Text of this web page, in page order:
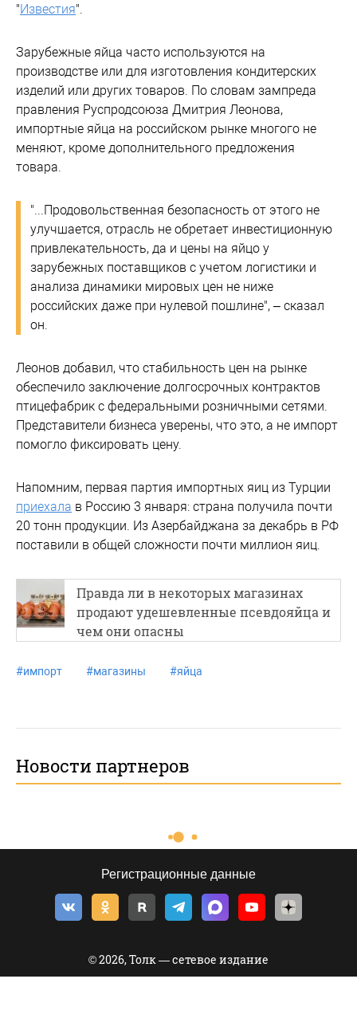
"Известия".
Зарубежные яйца часто используются на
производстве или для изготовления кондитерских
изделий или других товаров. По словам зампреда
правления Руспродсоюза Дмитрия Леонова,
импортные яйца на российском рынке многого не
меняют, кроме дополнительного предложения
товара.
"...Продовольственная безопасность от этого не
улучшается, отрасль не обретает инвестиционную
привлекательность, да и цены на яйцо у
зарубежных поставщиков с учетом логистики и
анализа динамики мировых цен не ниже
российских даже при нулевой пошлине", – сказал
он.
Леонов добавил, что стабильность цен на рынке
обеспечило заключение долгосрочных контрактов
птицефабрик с федеральными розничными сетями.
Представители бизнеса уверены, что это, а не импорт
помогло фиксировать цену.
Напомним, первая партия импортных яиц из Турции
приехала в Россию 3 января: страна получила почти
20 тонн продукции. Из Азербайджана за декабрь в РФ
поставили в общей сложности почти миллион яиц.
Правда ли в некоторых магазинах
продают удешевленные псевдояйца и
чем они опасны
#импорт #магазины #яйца
Новости партнеров
Регистрационные данные
© 2026, Толк — сетевое издание